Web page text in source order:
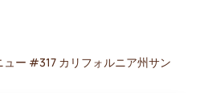
ー #317 カリフォルニア州サン